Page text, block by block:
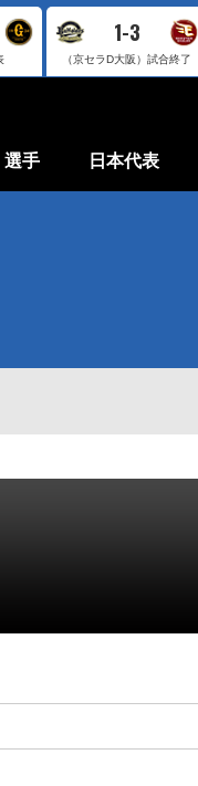
1-3
（京セラD大阪） 試合終了
選手 日本代表